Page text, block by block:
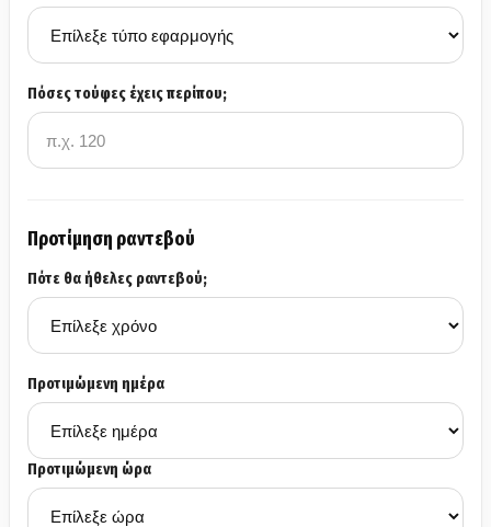
Πόσες τούφες έχεις περίπου;
Προτίμηση ραντεβού
Πότε θα ήθελες ραντεβού;
Προτιμώμενη ημέρα
Προτιμώμενη ώρα